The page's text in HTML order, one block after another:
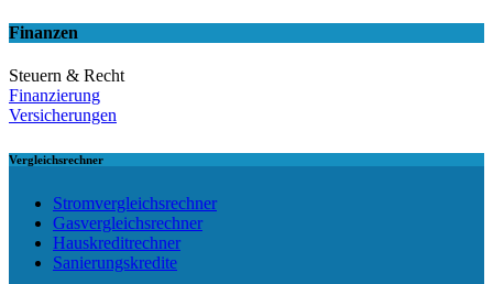
Finanzen
Steuern & Recht
Finanzierung
Versicherungen
Vergleichsrechner
Stromvergleichsrechner
Gasvergleichsrechner
Hauskreditrechner
Sanierungskredite